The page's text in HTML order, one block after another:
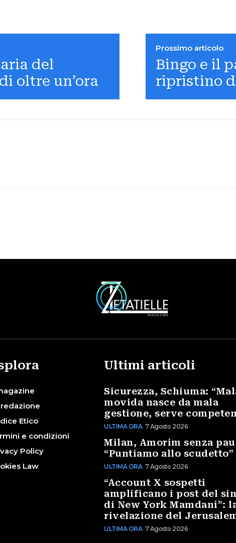
del
oltre un’ora
Prossimo articolo
Bingo e il
ripristino
redazione
Etico
e condizioni
Policy
Law
Ultimi articoli
Sicurezza, Schiuma:
movida nasce da mala
gestione, serve
ULTIMA ORA 7 Agosto 2026
Milan, Amorim senza
“Puntiamo allo scudetto”
ULTIMA ORA 7 Agosto 2026
“Account X sospetti
amplificano i post del
di New York Mamdani”:
rivelazione del
ULTIMA ORA 7 Agosto 2026